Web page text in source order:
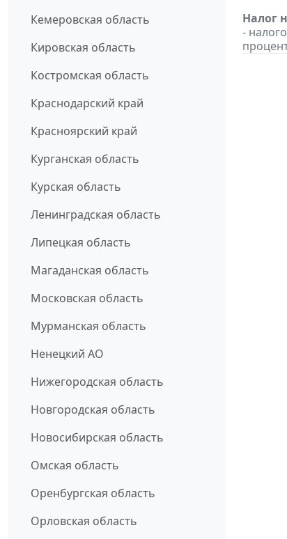
Кемеровская область
Кировская область
Костромская область
Краснодарский край
Красноярский край
Курганская область
Курская область
Ленинградская область
Липецкая область
Магаданская область
Московская область
Мурманская область
Ненецкий АО
Нижегородская область
Новгородская область
Новосибирская область
Омская область
Оренбургская область
Орловская область
Налог
-